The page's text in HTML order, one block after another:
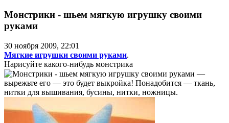
Монстрики - шьем мягкую игрушку своими
руками
30 ноября 2009, 22:01
Мягкие игрушки своими руками.
Нарисуйте какого-нибудь монстрика
—
вырежьте его — это будет выкройка! Понадобится — ткань,
нитки для вышивания, бусины, нитки, ножницы.